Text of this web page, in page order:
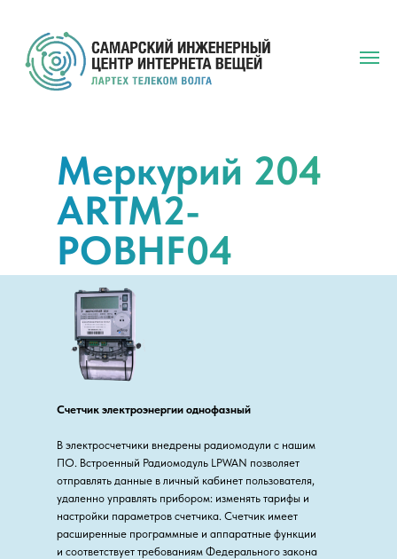
Меркурий 204
ARTM2-
POBHF04
Счетчик электроэнергии однофазный
В электросчетчики внедрены радиомодули с нашим
ПО. Встроенный Радиомодуль LPWAN позволяет
отправлять данные в личный кабинет пользователя,
удаленно управлять прибором: изменять тарифы и
настройки параметров счетчика. Счетчик имеет
расширенные программные и аппаратные функции
и соответствует требованиям Федерального закона